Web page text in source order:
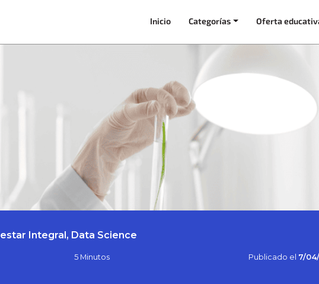
Inicio Categorías Oferta
Integral, Data Science
5 Minutos Publicado el 7/